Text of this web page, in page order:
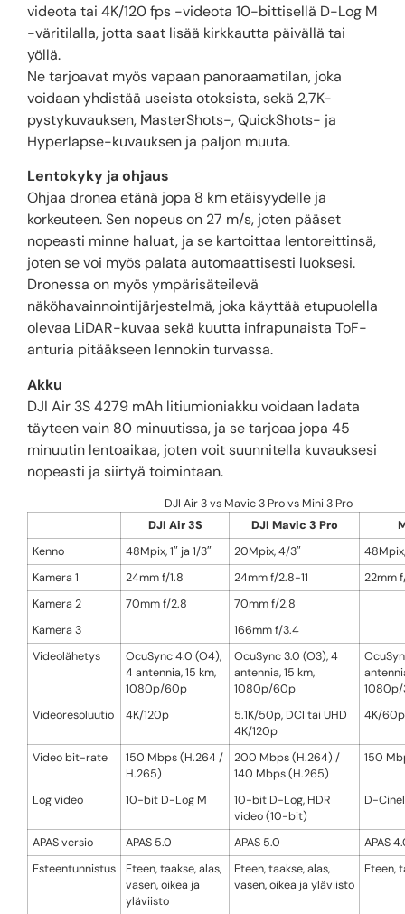
videota tai 4K/120 fps -videota 10-bittisellä D-Log M
-väritilalla, jotta saat lisää kirkkautta päivällä tai
yöllä.
Ne tarjoavat myös vapaan panoraamatilan, joka
voidaan yhdistää useista otoksista, sekä 2,7K-
pystykuvauksen, MasterShots-, QuickShots- ja
Hyperlapse-kuvauksen ja paljon muuta.
Lentokyky ja ohjaus
Ohjaa dronea etänä jopa 8 km etäisyydelle ja
korkeuteen. Sen nopeus on 27 m/s, joten pääset
nopeasti minne haluat, ja se kartoittaa lentoreittinsä,
joten se voi myös palata automaattisesti luoksesi.
Dronessa on myös ympärisäteilevä
näköhavainnointijärjestelmä, joka käyttää etupuolella
olevaa LiDAR-kuvaa sekä kuutta infrapunaista ToF-
anturia pitääkseen lennokin turvassa.
Akku
DJI Air 3S 4279 mAh litiumioniakku voidaan ladata
täyteen vain 80 minuutissa, ja se tarjoaa jopa 45
minuutin lentoaikaa, joten voit suunnitella kuvauksesi
nopeasti ja siirtyä toimintaan.
DJI Air 3 vs Mavic 3 Pro vs Mini 3 Pro
DJI Air 3S
DJI Mavic 3 Pro
Kenno
48Mpix, 1″ ja 1/3″ 20Mpix, 4/3″
48Mpix,
Kamera 1
24mm f/1.8 24mm f/2.8-11
22mm
Kamera 2
70mm f/2.8
70mm f/2.8
Kamera 3
166mm f/3.4
Videolähetys
OcuSync 4.0 (O4),
4 antennia, 15 km,
1080p/60p
OcuSync 3.0 (O3), 4
antennia, 15 km,
1080p/60p
Videoresoluutio
4K/120p
5.1K/50p, DCI tai UHD
4K/120p
4K/
Video bit-rate
150 Mbps (H.264 /
H.265)
200 Mbps (H.264) /
140 Mbps (H.265)
150
Log video 10-bit D-Log M
10-bit D-Log, HDR
video (10-bit)
D-
APAS versio APAS 5.0 APAS 5.0
APAS
Esteentunnistus
Eteen, taakse, alas,
vasen, oikea ja
yläviisto
Eteen, taakse, alas,
vasen, oikea ja yläviisto
Eteen,